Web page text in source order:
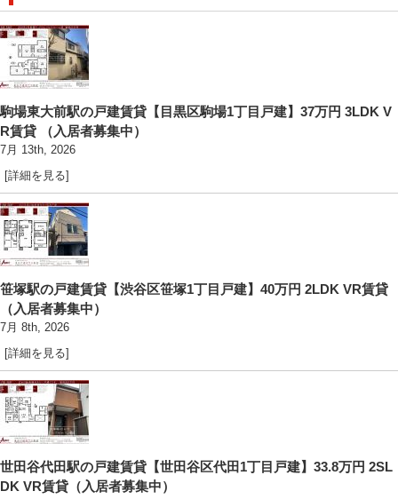
駒場東大前駅の戸建賃貸【目黒区駒場1丁目戸建】37万円 3LDK V
R賃貸 （入居者募集中）
7月 13th, 2026
[詳細を見る]
笹塚駅の戸建賃貸【渋谷区笹塚1丁目戸建】40万円 2LDK VR賃貸
（入居者募集中）
7月 8th, 2026
[詳細を見る]
世田谷代田駅の戸建賃貸【世田谷区代田1丁目戸建】33.8万円 2SL
DK VR賃貸（入居者募集中）